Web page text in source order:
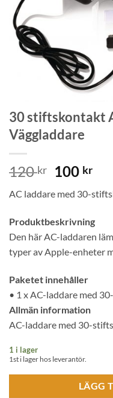
30 stiftskontakt
Väggladdare
120kr
Det
priset
var:
120 kr.
100 krDet
AC laddare med 30-
Produktbeskrivning
Den här AC-laddaren
typer av Apple-enheter
Paketet innehåller
• 1 x AC-laddare med
Allmän information
AC-laddare med 30-
1 i lager
1st i lager hos leverantör.
LÄGG